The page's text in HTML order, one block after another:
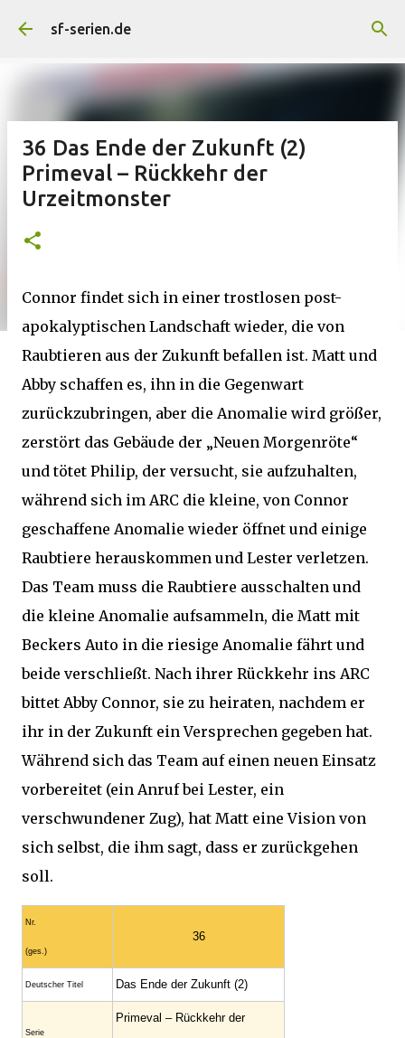
Direkt zum Hauptbereich
sf-serien.de
36 Das Ende der Zukunft (2)
Primeval – Rückkehr der
Urzeitmonster
Connor findet sich in einer trostlosen post-
apokalyptischen Landschaft wieder, die von
Raubtieren aus der Zukunft befallen ist. Matt und
Abby schaffen es, ihn in die Gegenwart
zurückzubringen, aber die Anomalie wird größer,
zerstört das Gebäude der „Neuen Morgenröte“
und tötet Philip, der versucht, sie aufzuhalten,
während sich im ARC die kleine, von Connor
geschaffene Anomalie wieder öffnet und einige
Raubtiere herauskommen und Lester verletzen.
Das Team muss die Raubtiere ausschalten und
die kleine Anomalie aufsammeln, die Matt mit
Beckers Auto in die riesige Anomalie fährt und
beide verschließt. Nach ihrer Rückkehr ins ARC
bittet Abby Connor, sie zu heiraten, nachdem er
ihr in der Zukunft ein Versprechen gegeben hat.
Während sich das Team auf einen neuen Einsatz
vorbereitet (ein Anruf bei Lester, ein
verschwundener Zug), hat Matt eine Vision von
sich selbst, die ihm sagt, dass er zurückgehen
soll.
Nr.
(ges.)
36
Deutscher Titel Das Ende der Zukunft (2)
Serie
Primeval – Rückkehr der